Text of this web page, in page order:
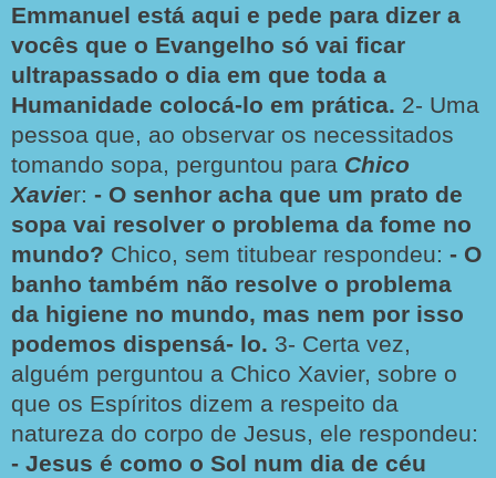
Emmanuel está aqui e pede para dizer a
vocês que o Evangelho só vai ficar
ultrapassado o dia em que toda a
Humanidade colocá-lo em prática. 2- Uma
pessoa que, ao observar os necessitados
tomando sopa, perguntou para Chico
Xavier: - O senhor acha que um prato de
sopa vai resolver o problema da fome no
mundo? Chico, sem titubear respondeu: - O
banho também não resolve o problema
da higiene no mundo, mas nem por isso
podemos dispensá- lo. 3- Certa vez,
alguém perguntou a Chico Xavier, sobre o
que os Espíritos dizem a respeito da
natureza do corpo de Jesus, ele respondeu:
- Jesus é como o Sol num dia de céu